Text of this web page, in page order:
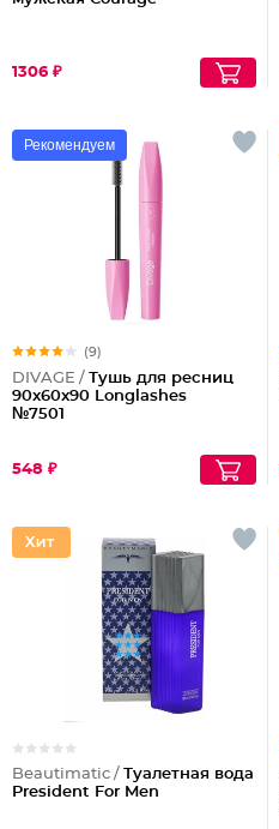
1306 ₽
Рекомендуем
(9)
DIVAGE / Тушь для ресниц
90x60x90 Longlashes
№7501
548 ₽
Beautimatic / Туалетная вода
President For Men